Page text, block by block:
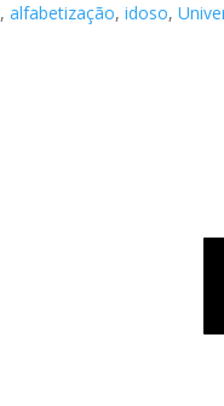
,alfabetização,idoso,